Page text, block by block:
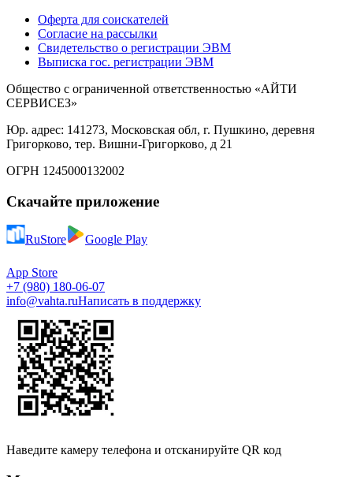
Оферта для соискателей
Согласие на рассылки
Свидетельство о регистрации ЭВМ
Выписка гос. регистрации ЭВМ
Общество с ограниченной ответственностью «АЙТИ
СЕРВИСЕЗ»
Юр. адрес: 141273, Московская обл, г. Пушкино, деревня
Григорково, тер. Вишни-Григорково, д 21
ОГРН 1245000132002
Скачайте приложение
RuStore Google Play
App Store
+7 (980) 180-06-07
info@vahta.ruНаписать в поддержку
Наведите камеру телефона и отсканируйте QR код